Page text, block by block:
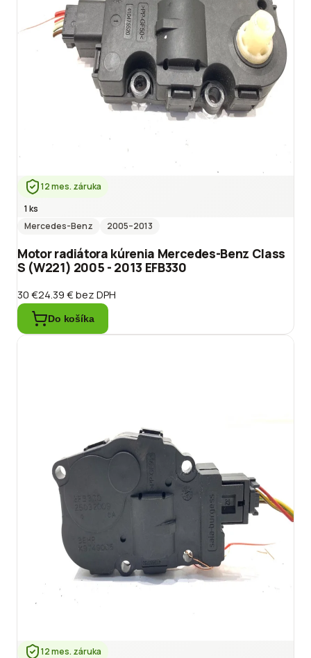
12 mes. záruka
1 ks
Mercedes-Benz
2005–2013
Motor radiátora kúrenia Mercedes-Benz Class
S (W221) 2005 - 2013 EFB330
30 €24.39 €bez DPH
Do košíka
12 mes. záruka